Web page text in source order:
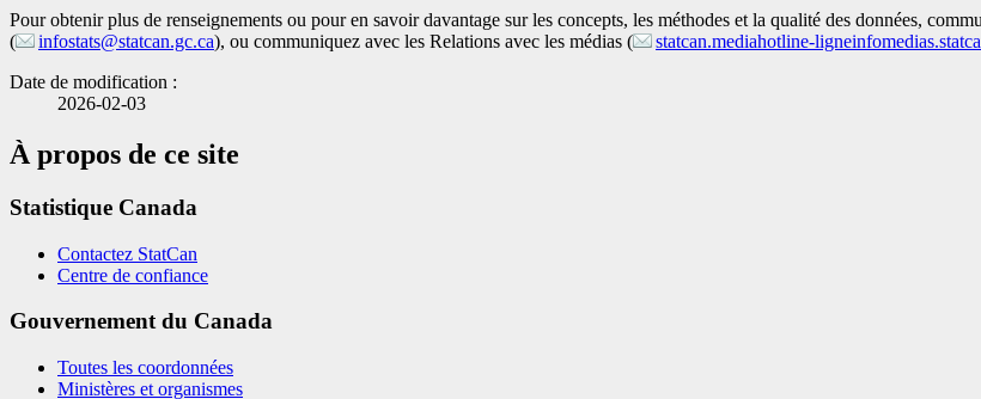
Pour obtenir plus de renseignements ou pour en savoir davantage sur les concepts, les méthodes et la qualité des données,
(
infostats@statcan.gc.ca), ou communiquez avec les Relations avec les médias ( statcan.mediahotline-
Date de modification :
2026-02-03
À propos de ce site
Statistique Canada
Contactez StatCan
Centre de confiance
Gouvernement du Canada
Toutes les coordonnées
Ministères et organismes